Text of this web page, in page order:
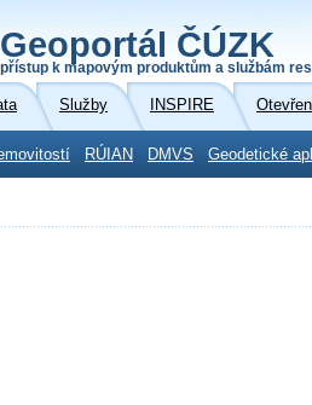
Geoportál ČÚZK
přístup k mapovým produktům a službám
Služby INSPIRE
RÚIAN DMVS Geodetické